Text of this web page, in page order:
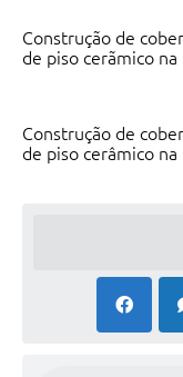
ITBI Online
SIM - Serviço de
Vigilância Ambiental em
COPIR -
Galeria de Fotos
Construção de
de piso cerãmico na
Construção de
de piso cerâmico na